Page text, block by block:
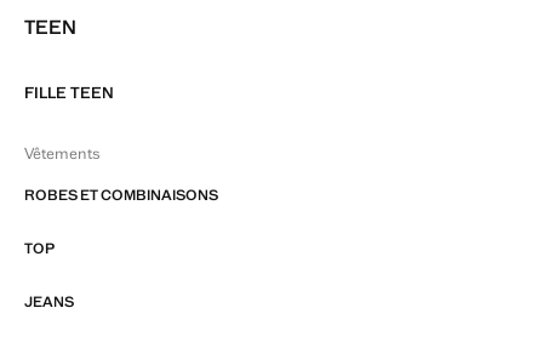
TEEN
FILLE TEEN
Vêtements
ROBES ET COMBINAISONS
TOP
JEANS